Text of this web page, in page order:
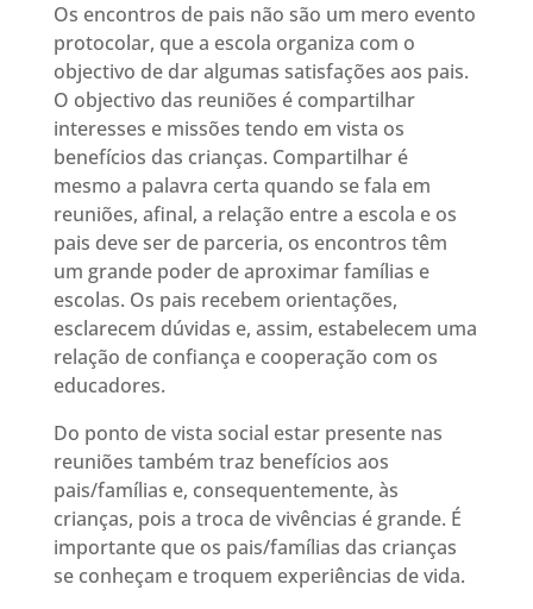
Os encontros de pais não são um mero evento
protocolar, que a escola organiza com o
objectivo de dar algumas satisfações aos pais.
O objectivo das reuniões é compartilhar
interesses e missões tendo em vista os
benefícios das crianças. Compartilhar é
mesmo a palavra certa quando se fala em
reuniões, afinal, a relação entre a escola e os
pais deve ser de parceria, os encontros têm
um grande poder de aproximar famílias e
escolas. Os pais recebem orientações,
esclarecem dúvidas e, assim, estabelecem uma
relação de confiança e cooperação com os
educadores.
Do ponto de vista social estar presente nas
reuniões também traz benefícios aos
pais/famílias e, consequentemente, às
crianças, pois a troca de vivências é grande. É
importante que os pais/famílias das crianças
se conheçam e troquem experiências de vida.